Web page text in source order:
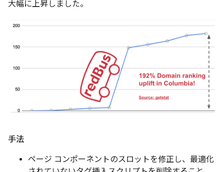
大幅に上昇しました。
手法
ページ コンポーネントのスロットを修正し、最適化